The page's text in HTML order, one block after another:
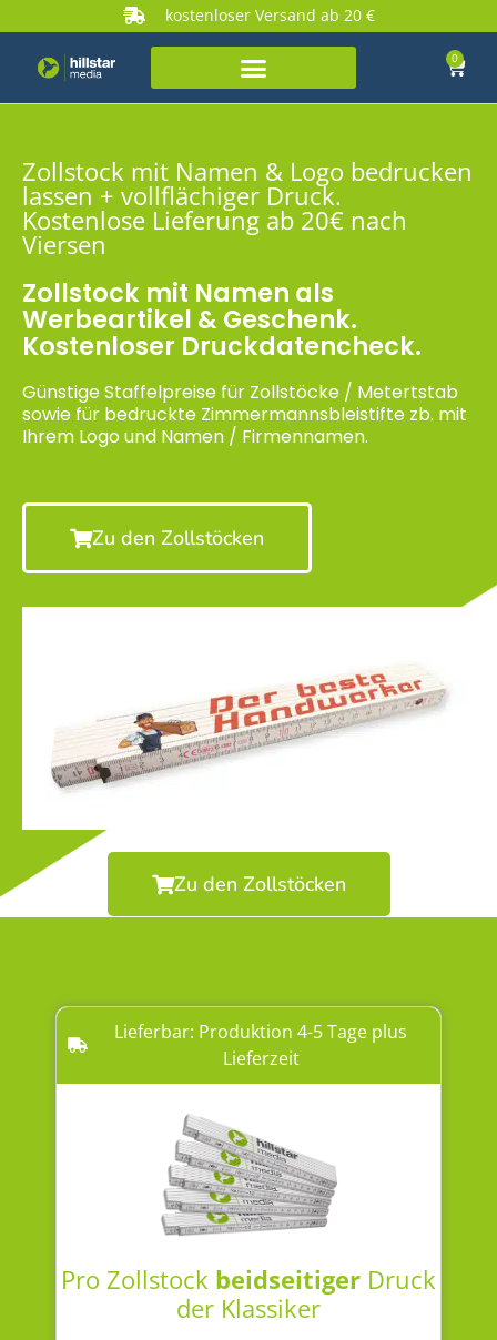
kostenloser Versand ab 20 €
0
Zollstock mit Namen & Logo bedrucken
lassen + vollflächiger Druck.
Kostenlose Lieferung ab 20€ nach
Viersen
Zollstock mit Namen als
Werbeartikel & Geschenk.
Kostenloser Druckdatencheck.
Günstige Staffelpreise für Zollstöcke / Metertstab
sowie für bedruckte Zimmermannsbleistifte zb. mit
Ihrem Logo und Namen / Firmennamen.
Zu den Zollstöcken
Zu den Zollstöcken
Lieferbar: Produktion 4-5 Tage plus
Lieferzeit
Pro Zollstock beidseitiger Druck
der Klassiker